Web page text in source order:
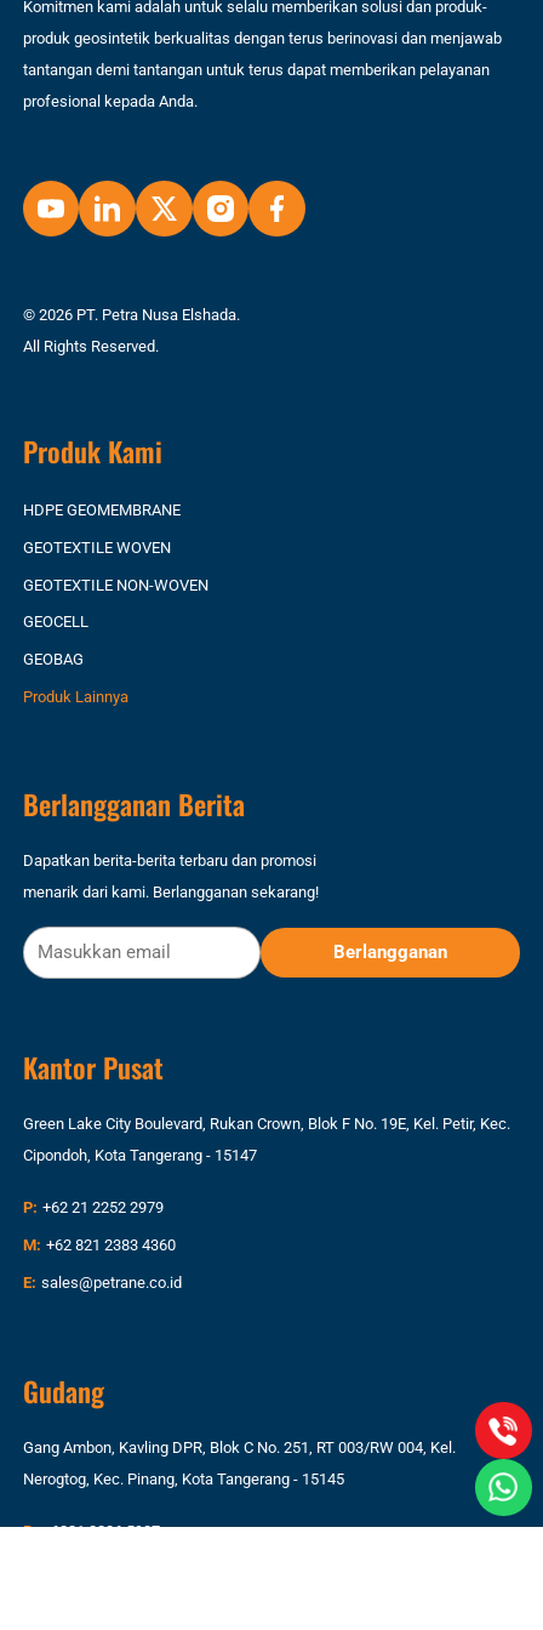
Komitmen kami adalah untuk selalu memberikan solusi dan produk-
produk geosintetik berkualitas dengan terus berinovasi dan menjawab
tantangan demi tantangan untuk terus dapat memberikan pelayanan
profesional kepada Anda.
© 2026 PT. Petra Nusa Elshada.
All Rights Reserved.
Produk Kami
HDPE GEOMEMBRANE
GEOTEXTILE WOVEN
GEOTEXTILE NON-WOVEN
GEOCELL
GEOBAG
Produk Lainnya
Berlangganan Berita
Dapatkan berita-berita terbaru dan promosi
menarik dari kami. Berlangganan sekarang!
Kantor Pusat
Green Lake City Boulevard, Rukan Crown, Blok F No. 19E, Kel. Petir, Kec.
Cipondoh, Kota Tangerang - 15147
P: +62 21 2252 2979
M: +62 821 2383 4360
E: sales@petrane.co.id
Gudang
Gang Ambon, Kavling DPR, Blok C No. 251, RT 003/RW 004, Kel.
Nerogtog, Kec. Pinang, Kota Tangerang - 15145
P: +6221 2226 5987